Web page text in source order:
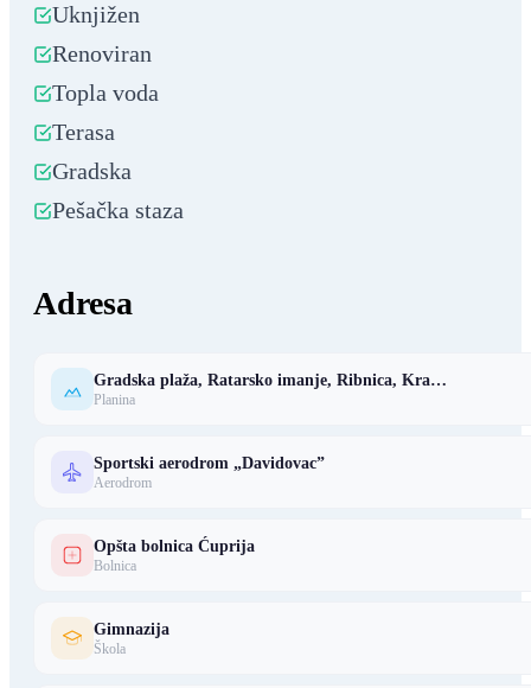
Uknjižen
Renoviran
Topla voda
Terasa
Gradska
Pešačka staza
Adresa
Gradska plaža, Ratarsko imanje, Ribnica, Kra…
Planina
Sportski aerodrom „Davidovac”
Aerodrom
Opšta bolnica Ćuprija
Bolnica
Gimnazija
Škola